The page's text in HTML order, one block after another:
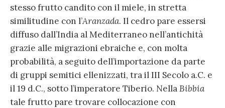
stesso frutto candito con il miele, in stretta
similitudine con l’Aranzada. Il cedro pare essersi
diffuso dall’India al Mediterraneo nell’antichità
grazie alle migrazioni ebraiche e, con molta
probabilità, a seguito dell’importazione da parte
di gruppi semitici ellenizzati, tra il III Secolo a.C. e
il 19 d.C., sotto l’imperatore Tiberio. NellaBibbia
tale frutto pare trovare collocazione con